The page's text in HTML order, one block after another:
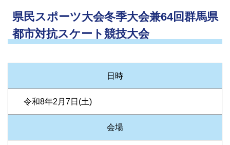
県民スポーツ大会冬季大会兼64回群馬県
都市対抗スケート競技大会
日時
令和8年2月7日(土)
会場